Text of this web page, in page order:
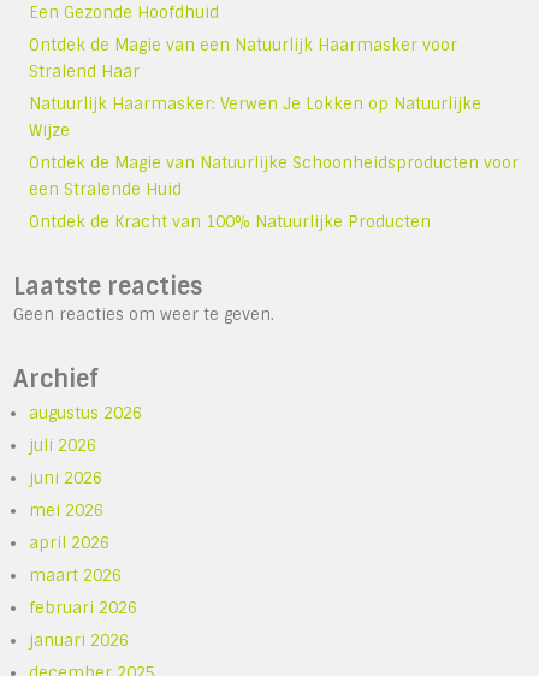
Een Gezonde Hoofdhuid
Ontdek de Magie van een Natuurlijk Haarmasker voor
Stralend Haar
Natuurlijk Haarmasker: Verwen Je Lokken op Natuurlijke
Wijze
Ontdek de Magie van Natuurlijke Schoonheidsproducten voor
een Stralende Huid
Ontdek de Kracht van 100% Natuurlijke Producten
Laatste reacties
Geen reacties om weer te geven.
Archief
augustus 2026
juli 2026
juni 2026
mei 2026
april 2026
maart 2026
februari 2026
januari 2026